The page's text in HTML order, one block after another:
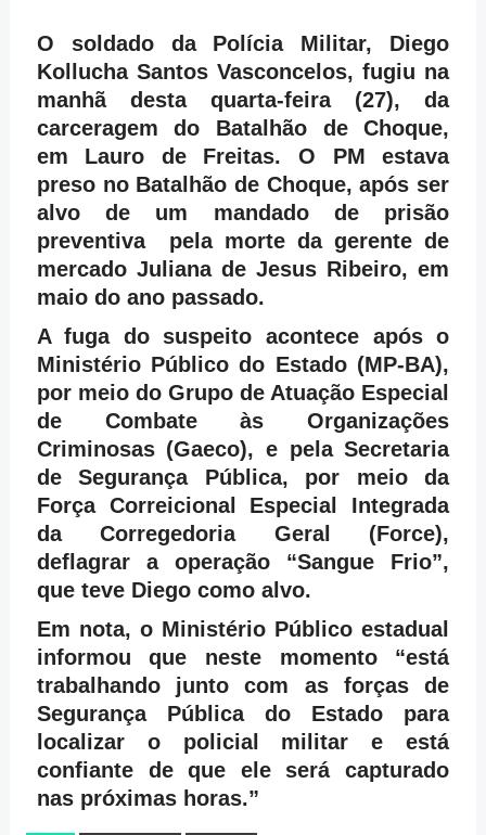
O soldado da Polícia Militar, Diego
Kollucha Santos Vasconcelos, fugiu na
manhã desta quarta-feira (27), da
carceragem do Batalhão de Choque,
em Lauro de Freitas. O PM estava
preso no Batalhão de Choque, após ser
alvo de um mandado de prisão
preventiva pela morte da gerente de
mercado Juliana de Jesus Ribeiro, em
maio do ano passado.
A fuga do suspeito acontece após o
Ministério Público do Estado (MP-BA),
por meio do Grupo de Atuação Especial
de Combate às Organizações
Criminosas (Gaeco), e pela Secretaria
de Segurança Pública, por meio da
Força Correicional Especial Integrada
da Corregedoria Geral (Force),
deflagrar a operação “Sangue Frio”,
que teve Diego como alvo.
Em nota, o Ministério Público estadual
informou que neste momento “está
trabalhando junto com as forças de
Segurança Pública do Estado para
localizar o policial militar e está
confiante de que ele será capturado
nas próximas horas.”